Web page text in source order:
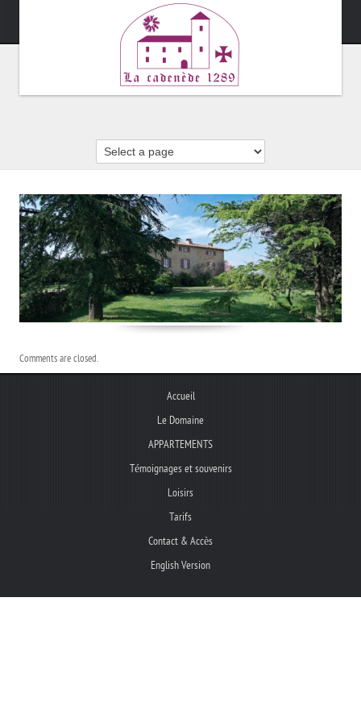
Comments are closed.
Accueil
Le Domaine
APPARTEMENTS
Témoignages et souvenirs
Loisirs
Tarifs
Contact & Accès
English Version